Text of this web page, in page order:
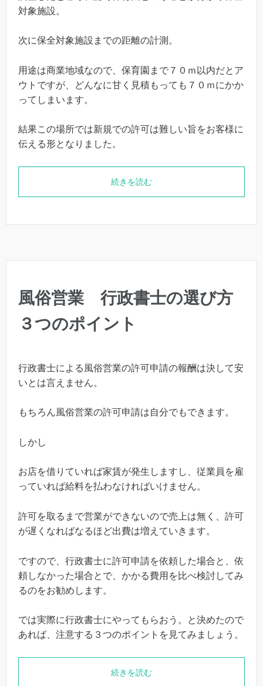
対象施設。
次に保全対象施設までの距離の計測。
用途は商業地域なので、保育園まで７０ｍ以内だとア
ウトですが、どんなに甘く見積もっても７０ｍにかか
ってしまいます。
結果この場所では新規での許可は難しい旨をお客様に
伝える形となりました。
続きを読む
風俗営業 行政書士の選び方
３つのポイント
行政書士による風俗営業の許可申請の報酬は決して安
いとは言えません。
もちろん風俗営業の許可申請は自分でもできます。
しかし
お店を借りていれば家賃が発生しますし、従業員を雇
っていれば給料を払わなければいけません。
許可を取るまで営業ができないので売上は無く、許可
が遅くなればなるほど出費は増えていきます。
ですので、行政書士に許可申請を依頼した場合と、依
頼しなかった場合とで、かかる費用を比べ検討してみ
るのをお勧めします。
では実際に行政書士にやってもらおう。と決めたので
あれば、注意する３つのポイントを見てみましょう。
続きを読む